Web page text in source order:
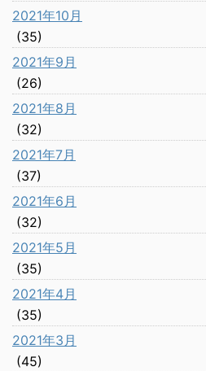
2021年10月
(35)
2021年9月
(26)
2021年8月
(32)
2021年7月
(37)
2021年6月
(32)
2021年5月
(35)
2021年4月
(35)
2021年3月
(45)